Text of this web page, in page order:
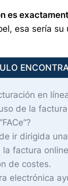
es
esa sería su
en
de la
ir dirigida
la factura
de costes.
electrónica